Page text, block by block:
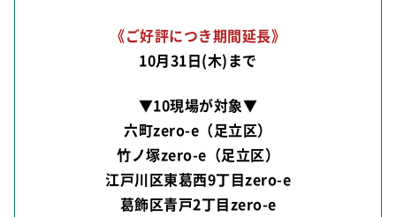
《ご好評につき期間延長》
10月31日(木)まで
▼10現場が対象▼
六町zero-e（足立区）
竹ノ塚zero-e（足立区）
江戸川区東葛西9丁目zero-e
葛飾区青戸2丁目zero-e